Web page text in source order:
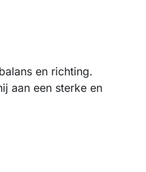
en richting.
aan een sterke en